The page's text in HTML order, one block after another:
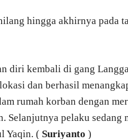
hingga akhirnya pada
diri kembali di gang
dan berhasil
rumah korban dengan
Selanjutnya pelaku sedang
Yaqin. ( Suriyanto )